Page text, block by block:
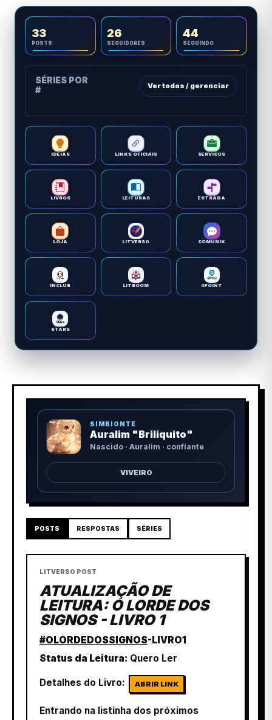
33
POSTS
26
SEGUIDORES
44
SEGUINDO
SÉRIES POR
#
Ver todas / gerenciar
IDEIAS LINKS OFICIAIS SERVIÇOS
LIVROS LEITURAS ESTRADA
LOJA LITVERSO COMUNIK
INCLUB LITBOOM 4POINT
STARS
SIMBIONTE
Auralim "Briliquito"
Nascido · Auralim · confiante
VIVEIRO
POSTS RESPOSTAS SÉRIES
LITVERSO POST
ATUALIZAÇÃO DE
LEITURA: O LORDE DOS
SIGNOS - LIVRO 1
#OLORDEDOSSIGNOS-LIVRO1
Status da Leitura: Quero Ler
Detalhes do Livro: ABRIR LINK
Entrando na listinha dos próximos